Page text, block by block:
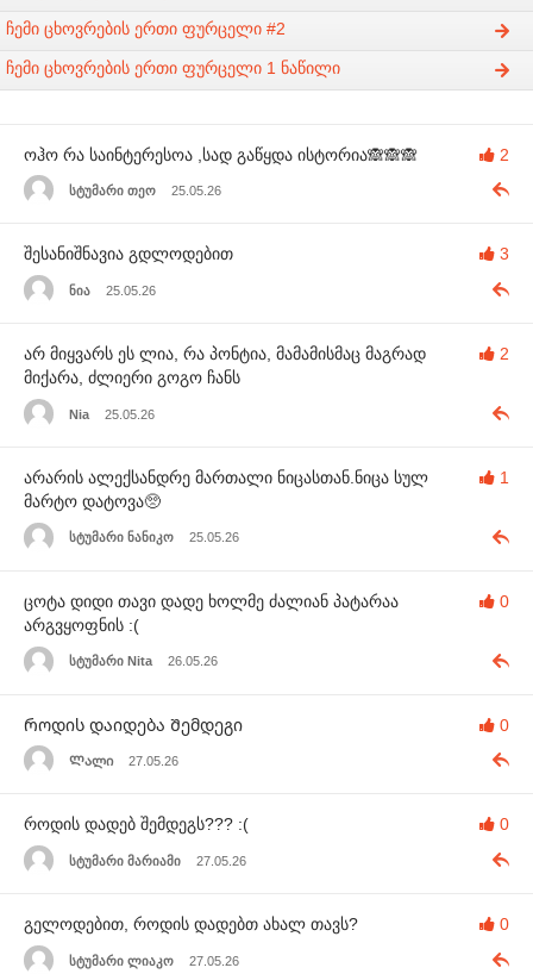
ჩემი ცხოვრების ერთი ფურცელი #2
ჩემი ცხოვრების ერთი ფურცელი 1 ნაწილი
2
ოჰო რა საინტერესოა ,სად გაწყდა ისტორია🙈🙈🙈
სტუმარი თეო 25.05.26
3
შესანიშნავია გდლოდებით
ნია 25.05.26
2
არ მიყვარს ეს ლია, რა პონტია, მამამისმაც მაგრად
მიქარა, ძლიერი გოგო ჩანს
Nia 25.05.26
1
არარის ალექსანდრე მართალი ნიცასთან.ნიცა სულ
მარტო დატოვა🥺
სტუმარი ნანიკო 25.05.26
0
ცოტა დიდი თავი დადე ხოლმე ძალიან პატარაა
არგვყოფნის :(
სტუმარი Nita 26.05.26
0
Როდის დაიდება Შემდეგი
Ლალი 27.05.26
0
როდის დადებ შემდეგს??? :(
სტუმარი მარიამი 27.05.26
0
გელოდებით, როდის დადებთ ახალ თავს?
სტუმარი ლიაკო 27.05.26